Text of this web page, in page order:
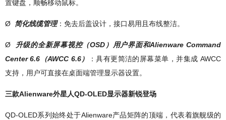
置键盘，顺畅移动鼠标。
Ø 简化线缆管理：免去后盖设计，接口易用且布线整洁。
Ø
升级的全新屏幕视控（OSD）用户界面和Alienware Command
Center 6.6（AWCC 6.6）
：具有更简洁的屏幕菜单，并集成 AWCC
支持，用户可直接在桌面端管理显示器设置。
三款Alienware外星人QD-OLED显示器新锐登场
QD-OLED系列始终处于Alienware产品矩阵的顶端，代表着旗舰级的